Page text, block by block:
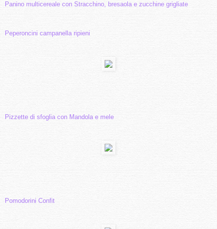
Panino multicereale con Stracchino, bresaola e zucchine grigliate
Peperoncini campanella ripieni
Pizzette di sfoglia con Mandola e mele
Pomodorini Confit